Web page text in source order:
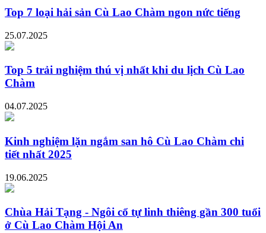
Top 7 loại hải sản Cù Lao Chàm ngon nức tiếng
25.07.2025
Top 5 trải nghiệm thú vị nhất khi du lịch Cù Lao
Chàm
04.07.2025
Kinh nghiệm lặn ngắm san hô Cù Lao Chàm chi
tiết nhất 2025
19.06.2025
Chùa Hải Tạng - Ngôi cổ tự linh thiêng gần 300 tuổi
ở Cù Lao Chàm Hội An